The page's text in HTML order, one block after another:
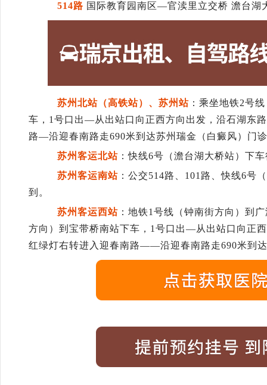
514路 国际教育园南区—官渎里立交桥 澹台湖
苏州北站（高铁站）、苏州站：乘坐地铁2号
车，1号口出—从 出站口向正西方向出发，沿石湖东
路—沿迎春南路走690米到达苏州瑞金（白癜风）门
苏州客运北站：快线6号（澹台湖大桥站）下
苏州客运南站：公交514路、101路、快线6号
到。
苏州客运西站：地铁1号线（钟南街方向）到
方向）到宝带桥南站下车，1号口出—从出站口向正
红绿灯右转进入迎春南路——沿迎春南路走690米到